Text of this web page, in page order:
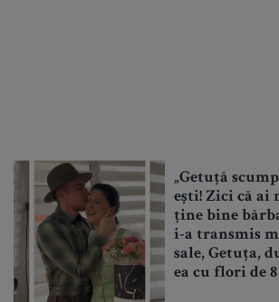
„Getuță
ești! Zici că ai
ține bine
i-a transmis
sale, Getuța,
ea cu flori de